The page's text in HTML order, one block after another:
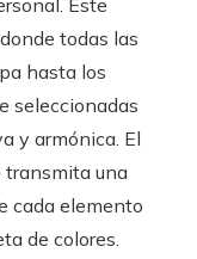
Este
todas las
hasta los
seleccionadas
y armónica. El
transmita una
cada elemento
de colores.